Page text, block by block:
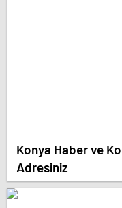
Konya Haber ve
Adresiniz